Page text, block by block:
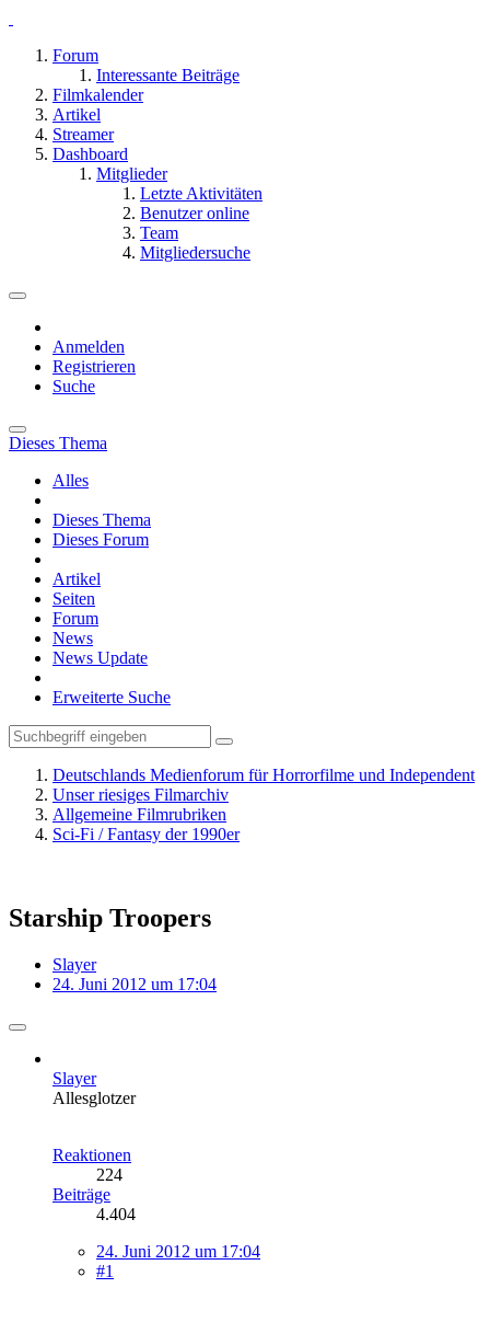
Forum
Interessante Beiträge
Filmkalender
Artikel
Streamer
Dashboard
Mitglieder
Letzte Aktivitäten
Benutzer online
Team
Mitgliedersuche
Anmelden
Registrieren
Suche
Dieses Thema
Alles
Dieses Thema
Dieses Forum
Artikel
Seiten
Forum
News
News Update
Erweiterte Suche
Deutschlands Medienforum für Horrorfilme und Independent
Unser riesiges Filmarchiv
Allgemeine Filmrubriken
Sci-Fi / Fantasy der 1990er
Starship Troopers
Slayer
24. Juni 2012 um 17:04
Slayer
Allesglotzer
Reaktionen
224
Beiträge
4.404
24. Juni 2012 um 17:04
#1